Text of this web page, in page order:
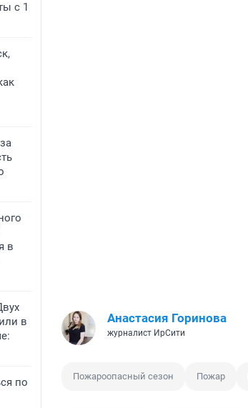
с 1
в
в
по
Анастасия Горинова
журналист ИрСити
Пожароопасный сезон Пожар